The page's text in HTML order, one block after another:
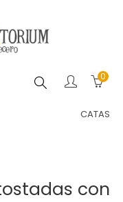
Buscar 0
CATAS
con